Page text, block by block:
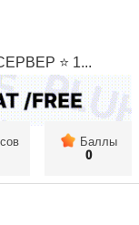
⭐ 1...
Баллы
0